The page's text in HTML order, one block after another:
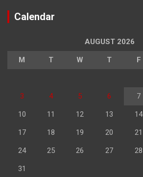
Calendar
AUGUST 2026
M T W T F
3 4 5 6 7
10 11 12 13 14
17 18 19 20 21
24 25 26 27 28
31